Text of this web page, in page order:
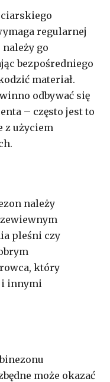
regularnej
go
bezpośredniego
materiał.
odbywać się
– często jest to
z użyciem
należy
pleśni czy
który
i innymi
może okazać